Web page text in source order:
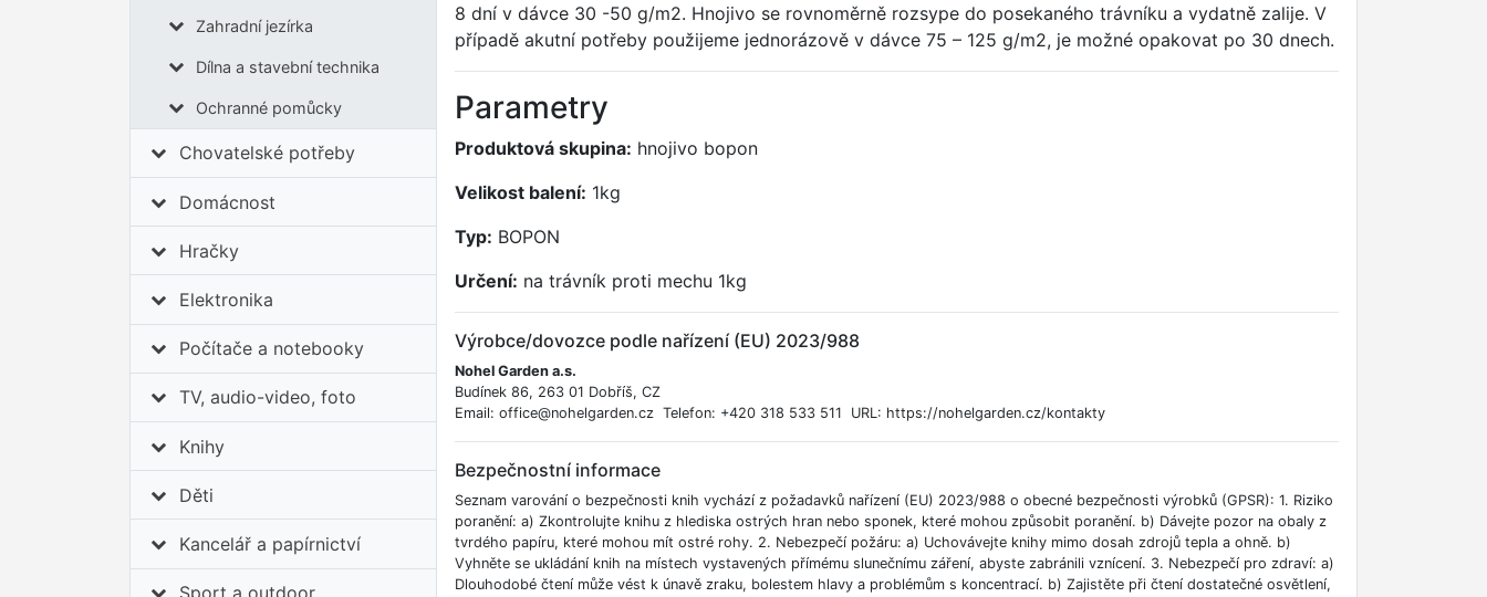
Zahradní jezírka
Dílna a stavební technika
Ochranné pomůcky
Chovatelské potřeby
Domácnost
Hračky
Elektronika
Počítače a notebooky
TV, audio-video, foto
Knihy
Děti
Kancelář a papírnictví
8 dní v dávce 30 -50 g/m2. Hnojivo se rovnoměrně rozsype do posekaného trávníku a vydatně zalije. V
případě akutní potřeby použijeme jednorázově v dávce 75 – 125 g/m2, je možné opakovat po 30 dnech.
Parametry
Produktová skupina: hnojivo bopon
Velikost balení: 1kg
Typ: BOPON
Určení: na trávník proti mechu 1kg
Výrobce/dovozce podle nařízení (EU) 2023/988
Nohel Garden a.s.
Budínek 86, 263 01 Dobříš, CZ
Email: office@nohelgarden.cz Telefon: +420 318 533 511 URL: https://nohelgarden.cz/kontakty
Bezpečnostní informace
Seznam varování o bezpečnosti knih vychází z požadavků nařízení (EU) 2023/988 o obecné bezpečnosti výrobků (GPSR): 1. Riziko
poranění: a) Zkontrolujte knihu z hlediska ostrých hran nebo sponek, které mohou způsobit poranění. b) Dávejte pozor na obaly z
tvrdého papíru, které mohou mít ostré rohy. 2. Nebezpečí požáru: a) Uchovávejte knihy mimo dosah zdrojů tepla a ohně. b)
Vyhněte se ukládání knih na místech vystavených přímému slunečnímu záření, abyste zabránili vznícení. 3. Nebezpečí pro zdraví: a)
Dlouhodobé čtení může vést k únavě zraku, bolestem hlavy a problémům s koncentrací. b) Zajistěte při čtení dostatečné osvětlení,